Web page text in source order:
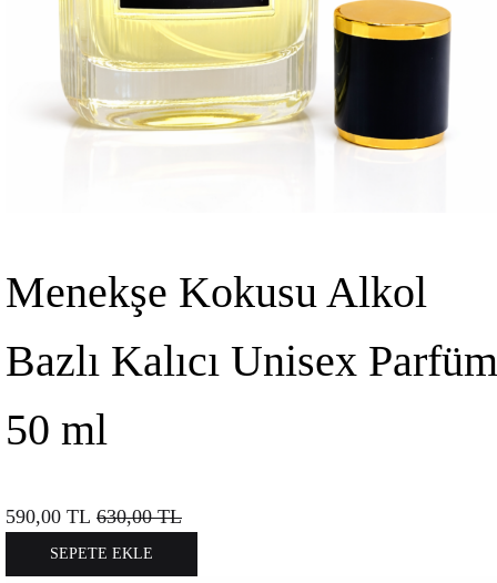
Menekşe Kokusu Alkol
Bazlı Kalıcı Unisex Parfüm
50 ml
590,00 TL 630,00TL
SEPETE EKLE